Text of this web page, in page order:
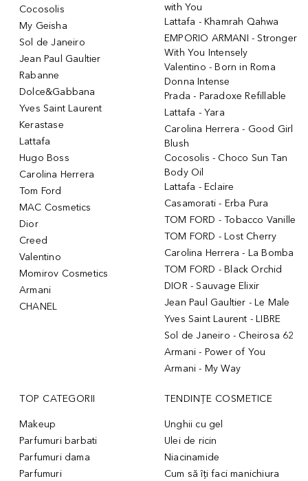
Cocosolis
My Geisha
Sol de Janeiro
Jean Paul Gaultier
Rabanne
Dolce&Gabbana
Yves Saint Laurent
Kerastase
Lattafa
Hugo Boss
Carolina Herrera
Tom Ford
MAC Cosmetics
Dior
Creed
Valentino
Momirov Cosmetics
Armani
CHANEL
with You
Lattafa - Khamrah Qahwa
EMPORIO ARMANI - Stronger
With You Intensely
Valentino - Born in Roma
Donna Intense
Prada - Paradoxe Refillable
Lattafa - Yara
Carolina Herrera - Good Girl
Blush
Cocosolis - Choco Sun Tan
Body Oil
Lattafa - Eclaire
Casamorati - Erba Pura
TOM FORD - Tobacco Vanille
TOM FORD - Lost Cherry
Carolina Herrera - La Bomba
TOM FORD - Black Orchid
DIOR - Sauvage Elixir
Jean Paul Gaultier - Le Male
Yves Saint Laurent - LIBRE
Sol de Janeiro - Cheirosa 62
Armani - Power of You
Armani - My Way
TOP CATEGORII
Makeup
Parfumuri barbati
Parfumuri dama
Parfumuri
TENDINȚE COSMETICE
Unghii cu gel
Ulei de ricin
Niacinamide
Cum să îți faci manichiura